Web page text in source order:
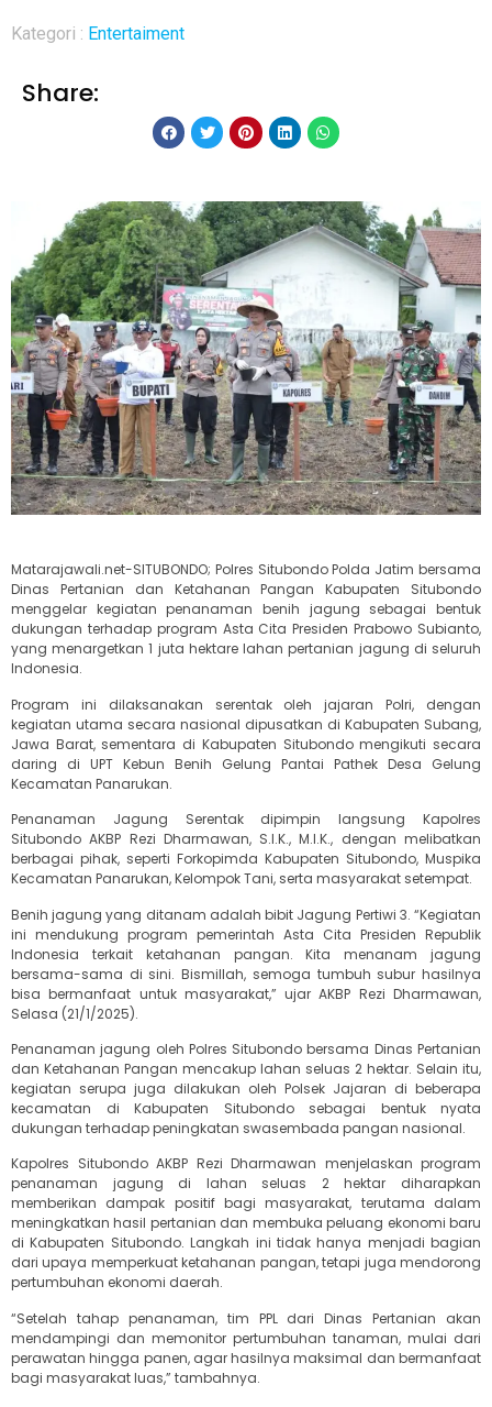
Kategori : Entertaiment
Share:
Matarajawali.net-SITUBONDO; Polres Situbondo Polda Jatim bersama
Dinas Pertanian dan Ketahanan Pangan Kabupaten Situbondo
menggelar kegiatan penanaman benih jagung sebagai bentuk
dukungan terhadap program Asta Cita Presiden Prabowo Subianto,
yang menargetkan 1 juta hektare lahan pertanian jagung di seluruh
Indonesia.
Program ini dilaksanakan serentak oleh jajaran Polri, dengan
kegiatan utama secara nasional dipusatkan di Kabupaten Subang,
Jawa Barat, sementara di Kabupaten Situbondo mengikuti secara
daring di UPT Kebun Benih Gelung Pantai Pathek Desa Gelung
Kecamatan Panarukan.
Penanaman Jagung Serentak dipimpin langsung Kapolres
Situbondo AKBP Rezi Dharmawan, S.I.K., M.I.K., dengan melibatkan
berbagai pihak, seperti Forkopimda Kabupaten Situbondo, Muspika
Kecamatan Panarukan, Kelompok Tani, serta masyarakat setempat.
Benih jagung yang ditanam adalah bibit Jagung Pertiwi 3. “Kegiatan
ini mendukung program pemerintah Asta Cita Presiden Republik
Indonesia terkait ketahanan pangan. Kita menanam jagung
bersama-sama di sini. Bismillah, semoga tumbuh subur hasilnya
bisa bermanfaat untuk masyarakat,” ujar AKBP Rezi Dharmawan,
Selasa (21/1/2025).
Penanaman jagung oleh Polres Situbondo bersama Dinas Pertanian
dan Ketahanan Pangan mencakup lahan seluas 2 hektar. Selain itu,
kegiatan serupa juga dilakukan oleh Polsek Jajaran di beberapa
kecamatan di Kabupaten Situbondo sebagai bentuk nyata
dukungan terhadap peningkatan swasembada pangan nasional.
Kapolres Situbondo AKBP Rezi Dharmawan menjelaskan program
penanaman jagung di lahan seluas 2 hektar diharapkan
memberikan dampak positif bagi masyarakat, terutama dalam
meningkatkan hasil pertanian dan membuka peluang ekonomi baru
di Kabupaten Situbondo. Langkah ini tidak hanya menjadi bagian
dari upaya memperkuat ketahanan pangan, tetapi juga mendorong
pertumbuhan ekonomi daerah.
“Setelah tahap penanaman, tim PPL dari Dinas Pertanian akan
mendampingi dan memonitor pertumbuhan tanaman, mulai dari
perawatan hingga panen, agar hasilnya maksimal dan bermanfaat
bagi masyarakat luas,” tambahnya.